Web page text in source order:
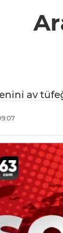
av